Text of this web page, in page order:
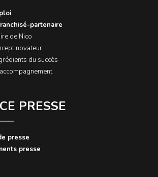
partenaire
de Nico
novateur
du succès
PRESSE
presse
presse